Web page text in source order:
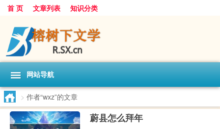
首 页 文章列表 知识分类
网站导航
> 作者“wxz”的文章
蔚县怎么拜年